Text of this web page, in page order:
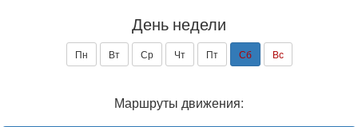
День недели
Пн Вт Ср Чт Пт Сб Вс
Маршруты движения: